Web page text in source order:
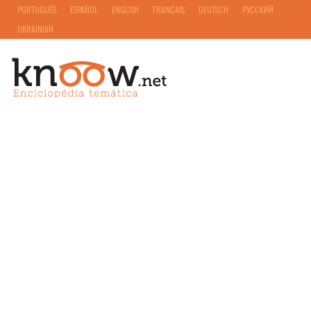
PORTUGUÊS ESPAÑOL ENGLISH FRANÇAIS DEUTSCH
РУССКИЙ
UKRAINIAN